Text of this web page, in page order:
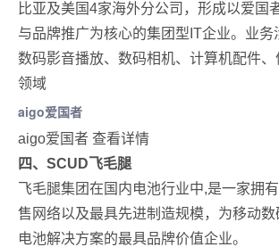
比亚及美国4家海外分公司，形成以爱国
与品牌推广为核心的集团型IT企业。业务
数码影音播放、数码相机、计算机配件
领域
aigo爱国者
aigo爱国者 查看详情
四、SCUD飞毛腿
飞毛腿集团在国内电池行业中,是一家拥
售网络以及最具先进制造规模，为移动
电池解决方案的最具品牌价值企业。